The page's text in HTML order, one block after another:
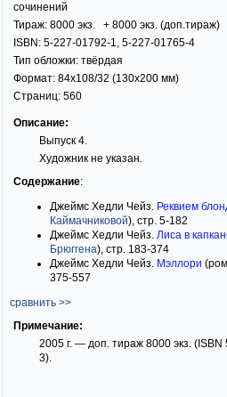
сочинений
Тираж: 8000 экз. + 8000 экз. (доп.тираж)
ISBN: 5-227-01792-1, 5-227-01765-4
Тип обложки: твёрдая
Формат: 84x108/32 (130x200 мм)
Страниц: 560
Описание:
Выпуск 4.
Художник не указан.
Содержание:
Джеймс Хедли Чейз. Реквием
Каймачниковой), стр. 5-182
Джеймс Хедли Чейз. Лиса в
Брюггена), стр. 183-374
Джеймс Хедли Чейз. Мэллори
375-557
сравнить >>
Примечание:
2005 г. — доп. тираж 8000 экз.
3).